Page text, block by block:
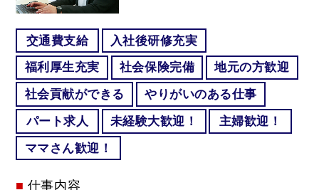
交通費支給
入社後研修充実
福利厚生充実
社会保険完備
地元の方歓迎
社会貢献ができる
やりがいのある仕事
パート求人
未経験大歓迎！
主婦歓迎！
ママさん歓迎！
仕事内容